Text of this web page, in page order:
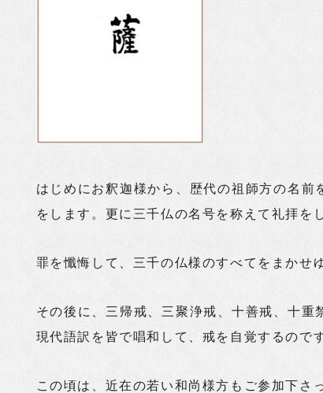
はじめにお釈迦様から、歴代の祖師方の名前
をします。更に三千仏の名号を称えて礼拝を
罪を懺悔して、三千の仏様のすべてをまかせ
その後に、三帰戒、三聚浄戒、十善戒、十重
現代語訳を皆で唱和して、戒を自覚するのです
この頃は、近在の若い和尚様方もご参加下さ